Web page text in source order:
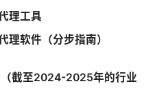
理工具
理软件（分步指南）
截至2024-2025年的行业